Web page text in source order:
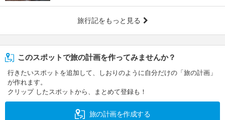
旅行記をもっと見る
このスポットで旅の計画を作ってみませんか？
行きたいスポットを追加して、しおりのように自分だけの「旅の計画」
が作れます。
クリップ したスポットから、まとめて登録も！
旅の計画を作成する